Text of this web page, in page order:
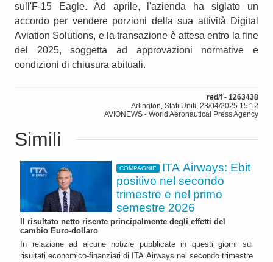
sull'F-15 Eagle. Ad aprile, l'azienda ha siglato un
accordo per vendere porzioni della sua attività Digital
Aviation Solutions, e la transazione è attesa entro la fine
del 2025, soggetta ad approvazioni normative e
condizioni di chiusura abituali.
red/f - 1263438
Arlington, Stati Uniti, 23/04/2025 15:12
AVIONEWS - World Aeronautical Press Agency
Simili
COMPAGNIE
ITA Airways: Ebit
positivo nel secondo
trimestre e nel primo
semestre 2026
Il risultato netto risente principalmente degli effetti del
cambio Euro-dollaro
In relazione ad alcune notizie pubblicate in questi giorni sui
risultati economico-finanziari di ITA Airways nel secondo trimestre